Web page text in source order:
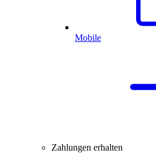
Mobile
Zahlungen erhalten